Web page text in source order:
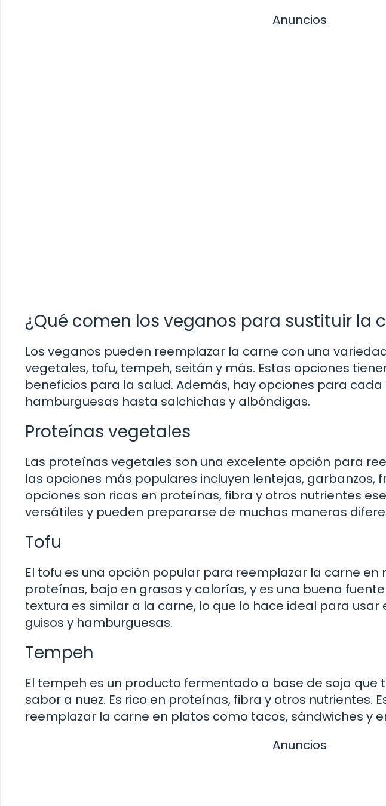
Anuncios
¿Qué comen los veganos para sustituir la
Los veganos pueden reemplazar la carne con una
vegetales, tofu, tempeh, seitán y más. Estas opciones
beneficios para la salud. Además, hay opciones para
hamburguesas hasta salchichas y albóndigas.
Proteínas vegetales
Las proteínas vegetales son una excelente opción para
las opciones más populares incluyen lentejas, garbanzos,
opciones son ricas en proteínas, fibra y otros nutrientes
versátiles y pueden prepararse de muchas maneras
Tofu
El tofu es una opción popular para reemplazar la carne en
proteínas, bajo en grasas y calorías, y es una buena
textura es similar a la carne, lo que lo hace ideal para
guisos y hamburguesas.
Tempeh
El tempeh es un producto fermentado a base de soja que
sabor a nuez. Es rico en proteínas, fibra y otros nutrientes.
reemplazar la carne en platos como tacos, sándwiches y
Anuncios